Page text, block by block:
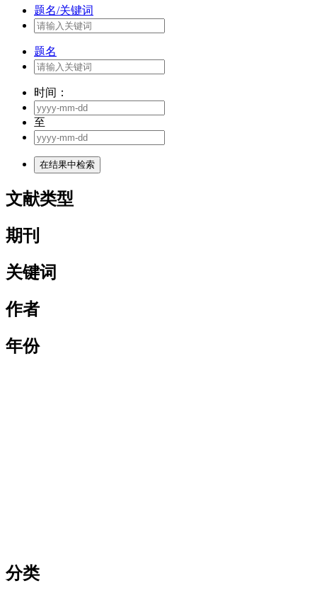
题名/关键词
题名
时间：
至
文献类型
期刊
关键词
作者
年份
分类